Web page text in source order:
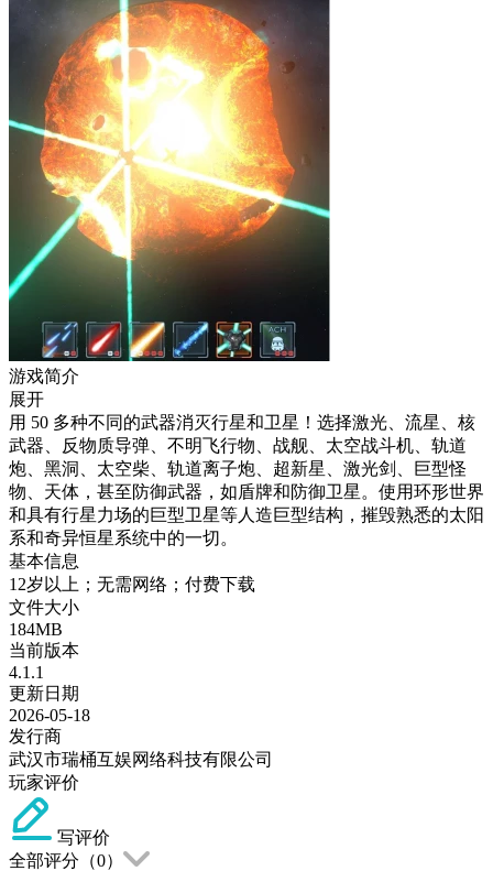
游戏简介
展开
用 50 多种不同的武器消灭行星和卫星！选择激光、流星、核
武器、反物质导弹、不明飞行物、战舰、太空战斗机、轨道
炮、黑洞、太空柴、轨道离子炮、超新星、激光剑、巨型怪
物、天体，甚至防御武器，如盾牌和防御卫星。使用环形世界
和具有行星力场的巨型卫星等人造巨型结构，摧毁熟悉的太阳
系和奇异恒星系统中的一切。
基本信息
12岁以上；无需网络；付费下载
文件大小
184MB
当前版本
4.1.1
更新日期
2026-05-18
发行商
武汉市瑞桶互娱网络科技有限公司
玩家评价
写评价
全部评分（0）